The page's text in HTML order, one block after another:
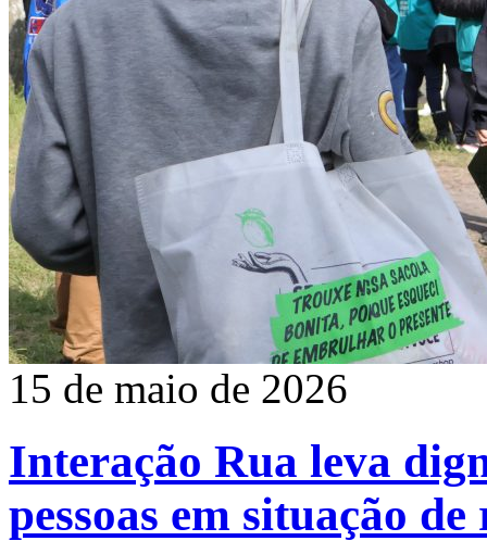
15 de maio de 2026
Interação Rua leva
pessoas em situação